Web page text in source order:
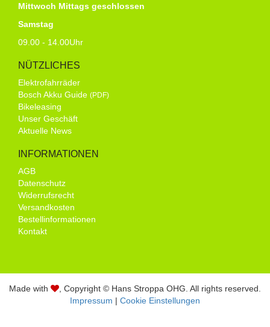
Mittwoch Mittags geschlossen
Samstag
09.00 - 14.00Uhr
NÜTZLICHES
Elektrofahrräder
Bosch Akku Guide (PDF)
Bikeleasing
Unser Geschäft
Aktuelle News
INFORMATIONEN
AGB
Datenschutz
Widerrufsrecht
Versandkosten
Bestellinformationen
Kontakt
Made with
, Copyright © Hans Stroppa OHG. All rights reserved.
Impressum | Cookie Einstellungen